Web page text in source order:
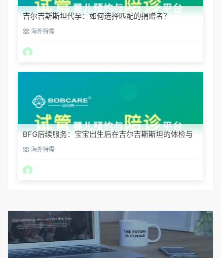
吉尔吉斯斯坦代孕：如何选择匹配的捐赠者？
海外特需
BFG后续服务：宝宝出生后在吉尔吉斯斯坦的体检与
回国海外特需